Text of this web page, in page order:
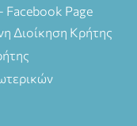
Facebook Page
Διοίκηση Κρήτης